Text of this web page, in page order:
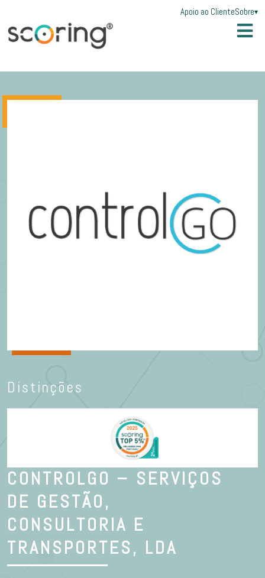
Apoio ao ClienteSobre▾
Distinções
CONTROLGO – SERVIÇOS
DE GESTÃO,
CONSULTORIA E
TRANSPORTES, LDA